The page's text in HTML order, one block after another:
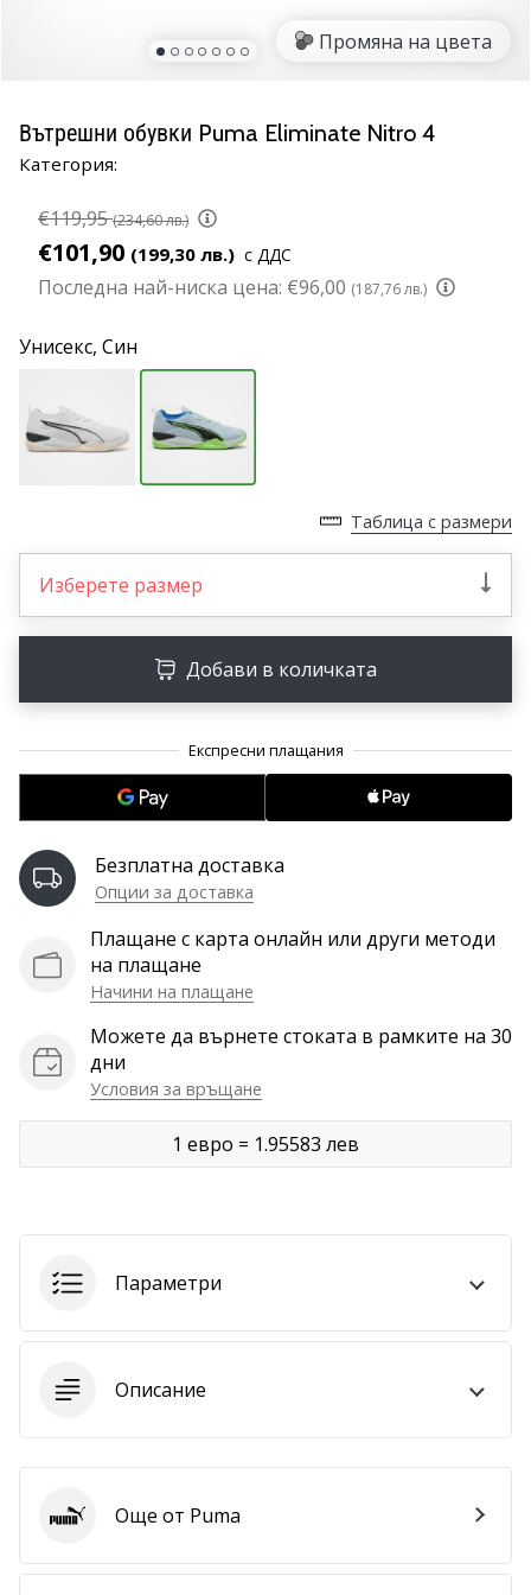
страст
като
Присъединете
се
амбасадор
марката.
11. 8. 2022
•
1 мин. четене
програма
WeplayVolleyball
Имате
ли
блог,
страница
дискусионен
форум?
Накарайте
ги
генерират
приходи.
Покажи
Промяна на цвета
Вътрешни обувки Puma Eliminate Nitro 4
Категория:
€119,95 (234,60 лв.)
€101,90 (199,30 лв.) с ДДС
Последна най-ниска цена: €96,00 (187,76 лв.)
Унисекс, Син
Таблица с размери
Изберете размер
Добави в количката
Безплатна доставка
Опции за доставка
Плащане с карта онлайн или други методи
на плащане
Начини на плащане
Можете да върнете стоката в рамките на 30
дни
Условия за връщане
1 евро = 1.95583 лев
Параметри
Описание
PumaОще от Puma